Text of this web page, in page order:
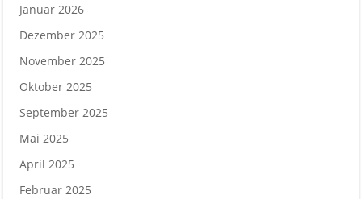
Januar 2026
Dezember 2025
November 2025
Oktober 2025
September 2025
Mai 2025
April 2025
Februar 2025